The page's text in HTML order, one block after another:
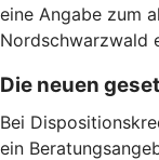
eine Angabe zum
Nordschwarzwald
Die neuen
Bei
ein